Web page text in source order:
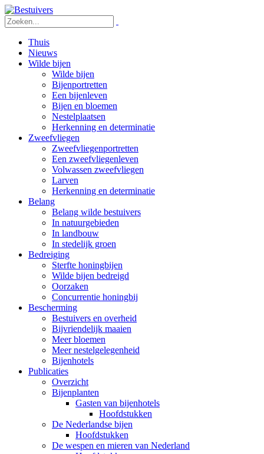
Thuis
Nieuws
Wilde bijen
Wilde bijen
Bijenportretten
Een bijenleven
Bijen en bloemen
Nestelplaatsen
Herkenning en determinatie
Zweefvliegen
Zweefvliegenportretten
Een zweefvliegenleven
Volwassen zweefvliegen
Larven
Herkenning en determinatie
Belang
Belang wilde bestuivers
In natuurgebieden
In landbouw
In stedelijk groen
Bedreiging
Sterfte honingbijen
Wilde bijen bedreigd
Oorzaken
Concurrentie honingbij
Bescherming
Bestuivers en overheid
Bijvriendelijk maaien
Meer bloemen
Meer nestelgelegenheid
Bijenhotels
Publicaties
Overzicht
Bijenplanten
Gasten van bijenhotels
Hoofdstukken
De Nederlandse bijen
Hoofdstukken
De wespen en mieren van Nederland